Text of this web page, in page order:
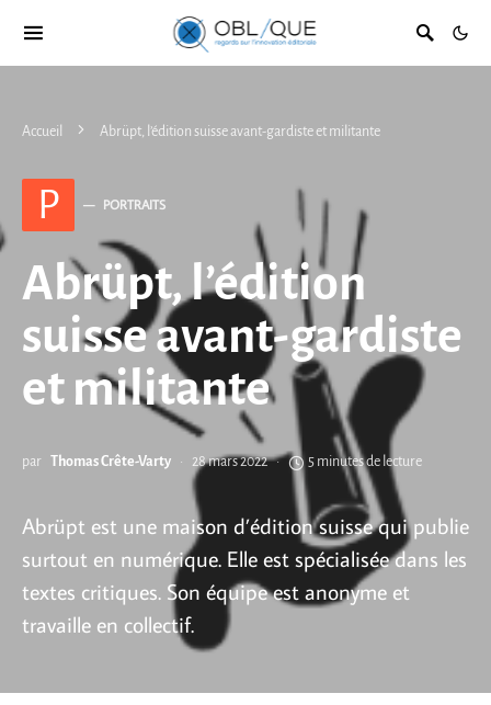
Accueil Abrüpt, l’édition suisse avant-gardiste et militante
P PORTRAITS
Abrüpt, l’édition
suisse avant-gardiste
et militante
par Thomas Crête-Varty 28 mars 2022 5 minutes de lecture
Abrüpt est une maison d’édition suisse qui publie
surtout en numérique. Elle est spécialisée dans les
textes critiques. Son équipe est anonyme et
travaille en collectif.